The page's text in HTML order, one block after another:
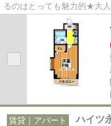
るのはとっても魅力的★大
は中々ないのでお早目に～
賃貸｜アパート ハイツ